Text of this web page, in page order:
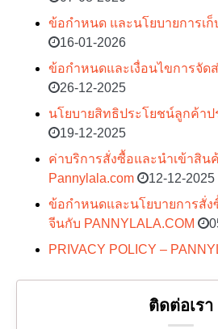
ข้อกำหนด และนโยบายการเ
16-01-2026
ข้อกำหนดและเงื่อนไขการจัด
26-12-2025
นโยบายสิทธิประโยชน์ลูกค้าป
19-12-2025
ค่าบริการสั่งซื้อและนำเข้าสิน
Pannylala.com
12-12-2025
ข้อกำหนดและนโยบายการสั่ง
จีนกับ PANNYLALA.COM
PRIVACY POLICY –
ติดต่อเรา